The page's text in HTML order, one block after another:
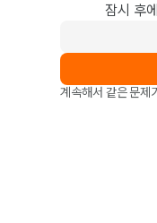
잠시 후
계속해서 같은 문제